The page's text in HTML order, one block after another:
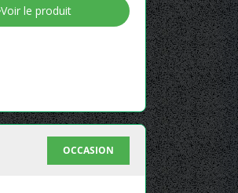
Voir le produit
OCCASION